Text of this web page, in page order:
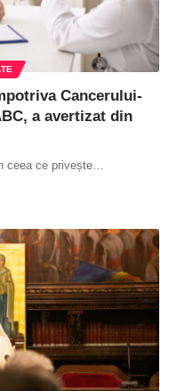
Cancerului-
a avertizat din
ceea ce privește